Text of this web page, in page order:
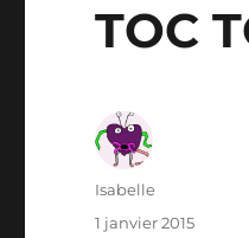
TOC
Auteur
Isabelle
Publié
1 janvier 2015